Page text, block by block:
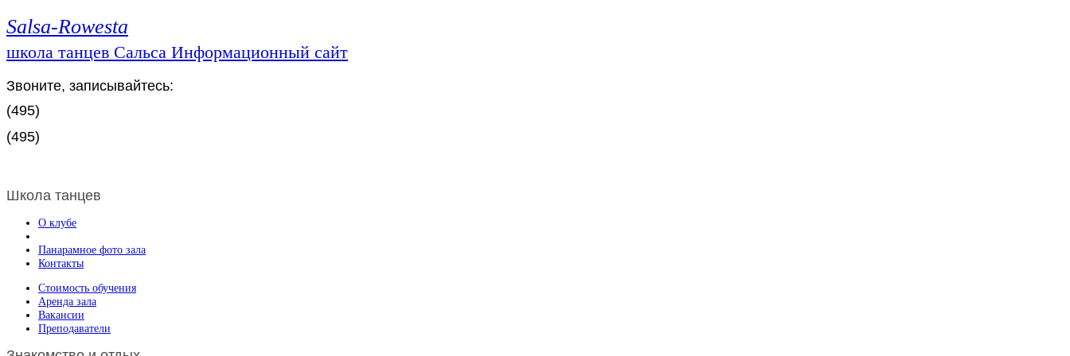
Salsa-Rowesta
школа танцев Сальса Информационный сайт
Звоните, записывайтесь:
(495)
(495)
Школа танцев
О клубе
Панарамное фото зала
Контакты
Стоимость обучения
Аренда зала
Вакансии
Преподаватели